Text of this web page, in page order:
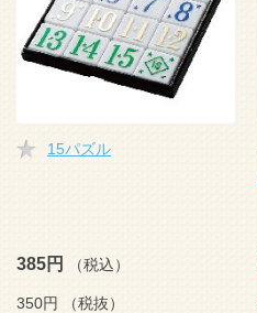
15パズル
385円 （税込）
350円 （税抜）